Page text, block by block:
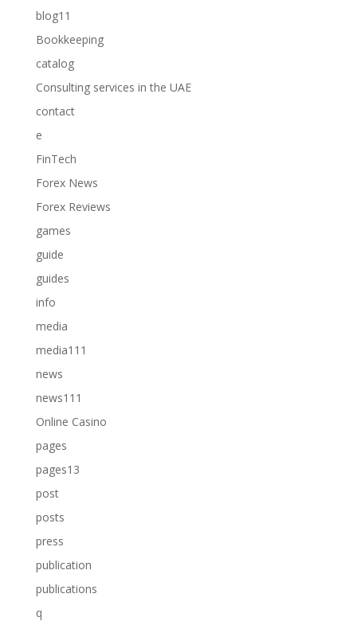
blog11
Bookkeeping
catalog
Consulting services in the UAE
contact
e
FinTech
Forex News
Forex Reviews
games
guide
guides
info
media
media111
news
news111
Online Casino
pages
pages13
post
posts
press
publication
publications
q